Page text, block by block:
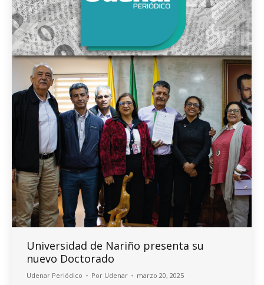
Universidad de Nariño presenta su
nuevo Doctorado
Udenar Periódico Por Udenar marzo 20, 2025